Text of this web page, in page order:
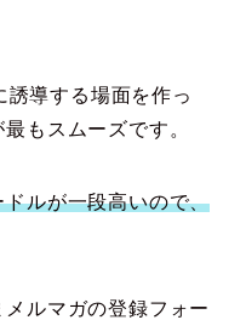
導する場面を作っ
もスムーズです。
ルが一段高いので、
ルマガの登録フォー